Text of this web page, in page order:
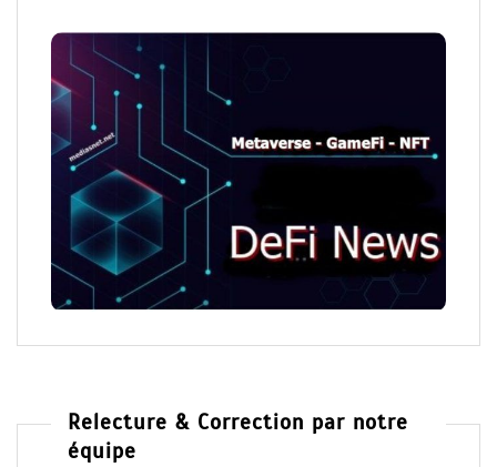
Relecture & Correction par notre
équipe